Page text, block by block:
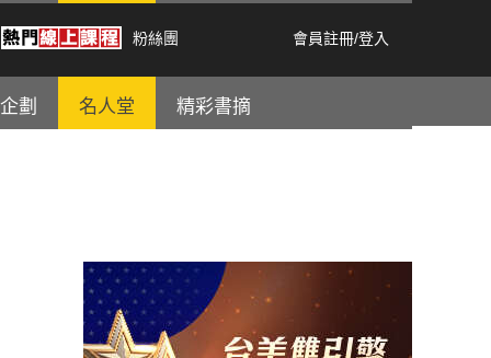
粉絲團 會員註冊/登入
劃 名人堂 精彩書摘